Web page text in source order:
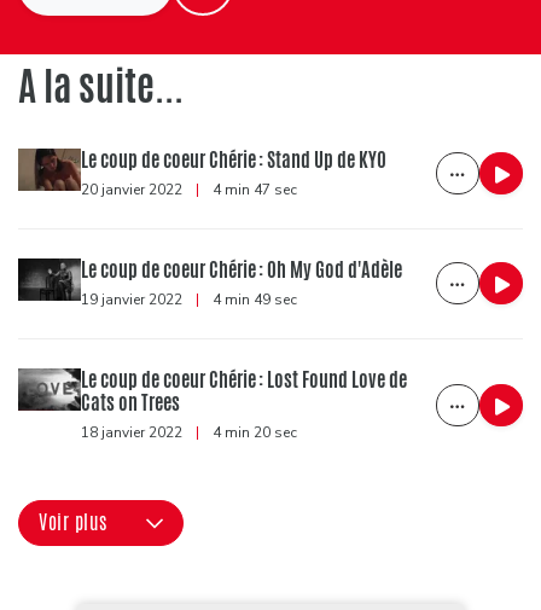
A la suite...
Le coup de coeur Chérie : Stand Up de KYO
20 janvier 2022 | 4 min 47 sec
Le coup de coeur Chérie : Oh My God d'Adèle
19 janvier 2022 | 4 min 49 sec
Le coup de coeur Chérie : Lost Found Love de
Cats on Trees
18 janvier 2022 | 4 min 20 sec
Voir plus